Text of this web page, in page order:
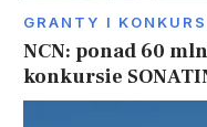
GRANTY I
NCN: ponad 60
konkursie